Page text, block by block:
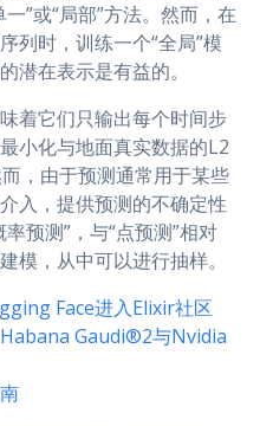
”或“局部”方法。然而，在
列时，训练一个“全局”模
潜在表示是有益的。
着它们只输出每个时间步
小化与地面真实数据的L2
，由于预测通常用于某些
入，提供预测的不确定性
预测”，与“点预测”相对
模，从中可以进行抽样。
Face进入Elixir社区
Gaudi®2与Nvidia